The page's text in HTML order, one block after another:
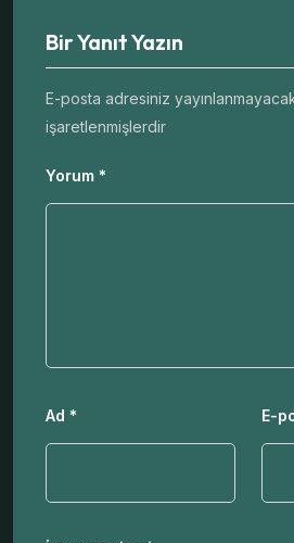
Bir Yanıt Yazın
E-posta adresiniz
işaretlenmişlerdir
Yorum *
Ad * E-